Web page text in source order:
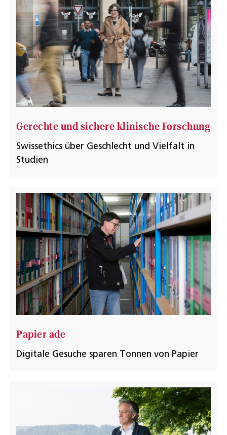
Gerechte und sichere klinische Forschung
Swissethics über Geschlecht und Vielfalt in
Studien
Papier ade
Digitale Gesuche sparen Tonnen von Papier